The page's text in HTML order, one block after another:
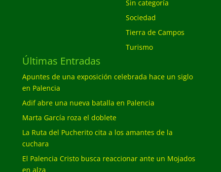
Sin categoría
Sociedad
Tierra de Campos
Turismo
Últimas Entradas
Apuntes de una exposición celebrada hace un siglo
en Palencia
Adif abre una nueva batalla en Palencia
Marta García roza el doblete
La Ruta del Pucherito cita a los amantes de la
cuchara
El Palencia Cristo busca reaccionar ante un Mojados
en alza